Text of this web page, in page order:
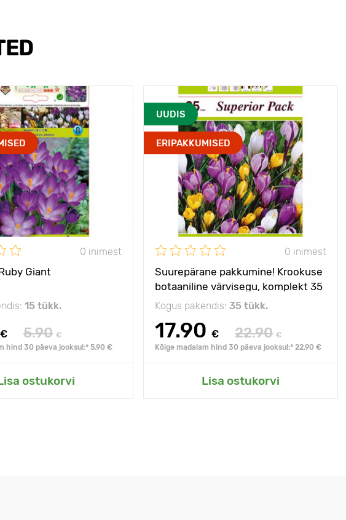
0 inimest
Giant
15 tükk.
€ 5.90 €
hind 30 päeva jooksul:* 5.90 €
ostukorvi
UUDIS
ERIPAKKUMISED
0 inimest
Suurepärane pakkumine! Krookuse
botaaniline värvisegu, komplekt 35
sibulaga
Kogus pakendis: 35 tükk.
17.90 € 22.90 €
Kõige madalam hind 30 päeva jooksul:* 22.90 €
Lisa ostukorvi